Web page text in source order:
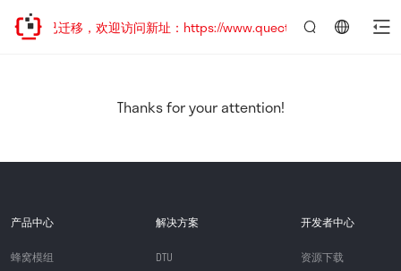
站地址已迁移，欢迎访问新址：https://www.quectel.com.cn
Thanks for your attention!
产品中心
蜂窝模组
解决方案
DTU
开发者中心
资源下载